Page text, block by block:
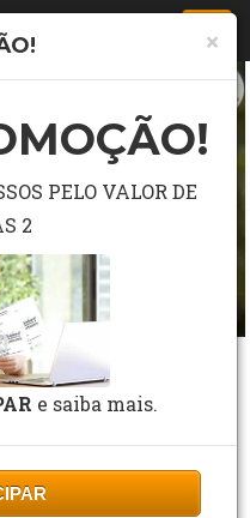
AO
AMBIENTAL
Avaliações
×
PELO VALOR DE
2
e saiba mais.